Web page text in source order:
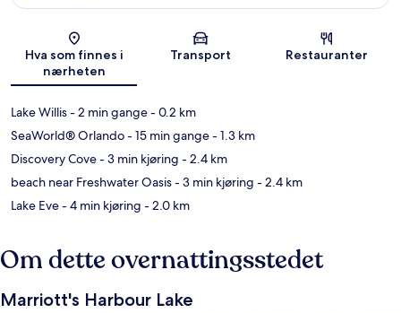
Kart
Hva som finnes i
nærheten
Transport Restauranter
Lake Willis- 2 min gange- 0.2 km
SeaWorld® Orlando- 15 min gange- 1.3 km
Discovery Cove- 3 min kjøring - 2.4 km
beach near Freshwater Oasis- 3 min kjøring - 2.4 km
Lake Eve- 4 min kjøring - 2.0 km
Om dette overnattingsstedet
Marriott's Harbour Lake